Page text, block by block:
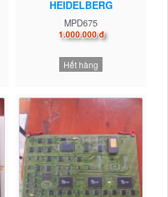
HEIDELBERG
MPD675
1.000.000 đ
Hết hàng